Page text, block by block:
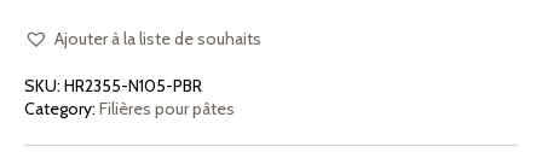
POM
Petits
7mm
pour
Philips
Pasta
Ajouter à la liste de souhaits
SKU: HR2355-N105-PBR
Category: Filières pour pâtes